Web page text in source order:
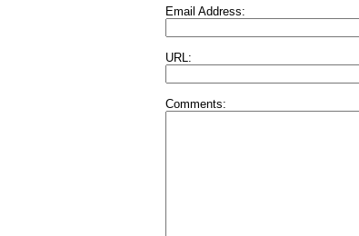
Email Address:
URL:
Comments: